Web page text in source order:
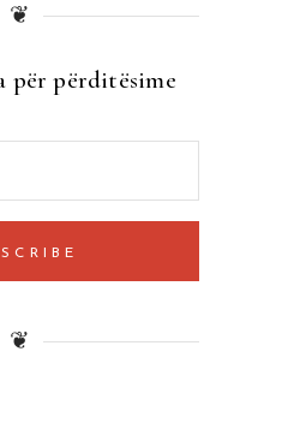
❦
për përditësime
❦